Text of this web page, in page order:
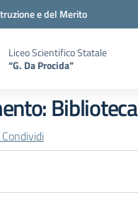
e del Merito
Liceo Scientifico Statale
“G. Da Procida”
Biblioteca